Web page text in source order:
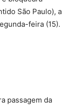
São Paulo), a
feira (15).
passagem da